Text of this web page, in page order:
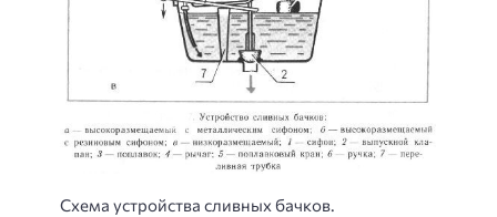
Схема устройства сливных бачков.